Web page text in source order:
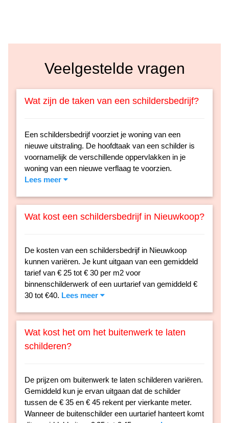
Veelgestelde vragen
Wat zijn de taken van een schildersbedrijf?
Een schildersbedrijf voorziet je woning van een
nieuwe uitstraling. De hoofdtaak van een schilder is
voornamelijk de verschillende oppervlakken in je
woning van een nieuwe verflaag te voorzien.
Lees meer
Wat kost een schildersbedrijf in Nieuwkoop?
De kosten van een schildersbedrijf in Nieuwkoop
kunnen variëren. Je kunt uitgaan van een gemiddeld
tarief van € 25 tot € 30 per m2 voor
binnenschilderwerk of een uurtarief van gemiddeld €
30 tot €40. Lees meer
Wat kost het om het buitenwerk te laten
schilderen?
De prijzen om buitenwerk te laten schilderen variëren.
Gemiddeld kun je ervan uitgaan dat de schilder
tussen de € 35 en € 45 rekent per vierkante meter.
Wanneer de buitenschilder een uurtarief hanteert komt